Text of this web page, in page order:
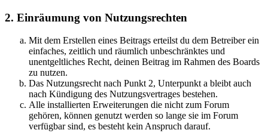
2. Einräumung von Nutzungsrechten
Mit dem Erstellen eines Beitrags erteilst du dem Betreiber ein
einfaches, zeitlich und räumlich unbeschränktes und
unentgeltliches Recht, deinen Beitrag im Rahmen des Boards
zu nutzen.
Das Nutzungsrecht nach Punkt 2, Unterpunkt a bleibt auch
nach Kündigung des Nutzungsvertrages bestehen.
Alle installierten Erweiterungen die nicht zum Forum
gehören, können genutzt werden so lange sie im Forum
verfügbar sind, es besteht kein Anspruch darauf.